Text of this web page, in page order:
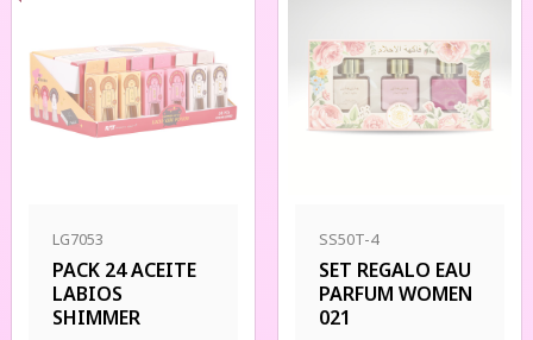
LG7053
PACK 24 ACEITE
LABIOS
SHIMMER
SS50T-4
SET REGALO EAU
PARFUM WOMEN
021